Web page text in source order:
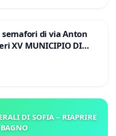
di via Anton
XV MUNICIPIO DI
DI SOFIA – RIAPRIRE